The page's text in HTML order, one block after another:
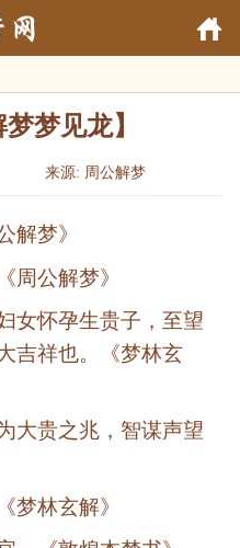
梦见龙】
来源: 周公解梦
解梦》
周公解梦》
女怀孕生贵子，至望
吉祥也。《梦林玄
大贵之兆，智谋声望
梦林玄解》